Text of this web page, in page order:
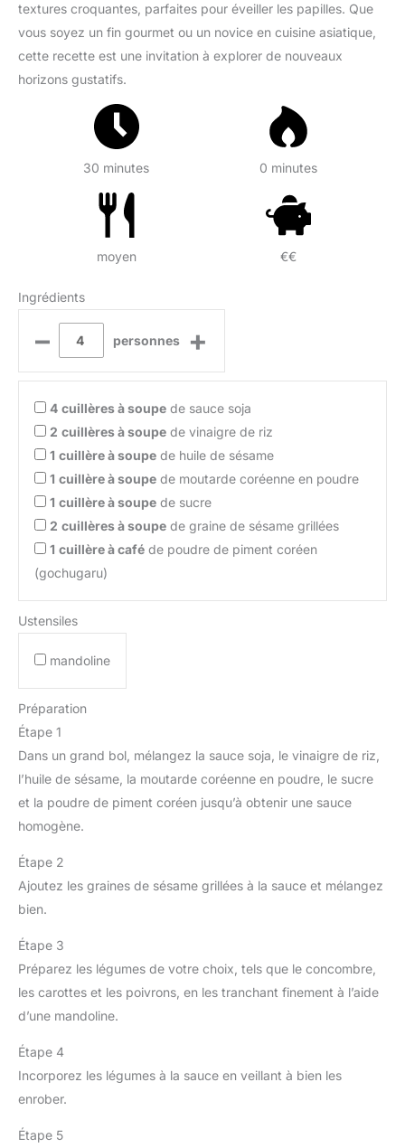
textures croquantes, parfaites pour éveiller les papilles. Que
vous soyez un fin gourmet ou un novice en cuisine asiatique,
cette recette est une invitation à explorer de nouveaux
horizons gustatifs.
30 minutes 0 minutes
moyen €€
Ingrédients
– personnes +
4 cuillères à soupe de sauce soja
2 cuillères à soupe de vinaigre de riz
1 cuillère à soupe de huile de sésame
1 cuillère à soupe de moutarde coréenne en poudre
1 cuillère à soupe de sucre
2 cuillères à soupe de graine de sésame grillées
1 cuillère à café de poudre de piment coréen
(gochugaru)
Ustensiles
mandoline
Préparation
Étape 1
Dans un grand bol, mélangez la sauce soja, le vinaigre de riz,
l’huile de sésame, la moutarde coréenne en poudre, le sucre
et la poudre de piment coréen jusqu’à obtenir une sauce
homogène.
Étape 2
Ajoutez les graines de sésame grillées à la sauce et mélangez
bien.
Étape 3
Préparez les légumes de votre choix, tels que le concombre,
les carottes et les poivrons, en les tranchant finement à l’aide
d’une mandoline.
Étape 4
Incorporez les légumes à la sauce en veillant à bien les
enrober.
Étape 5